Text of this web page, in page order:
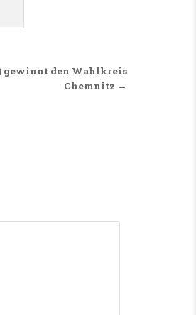
gewinnt den Wahlkreis
Chemnitz →